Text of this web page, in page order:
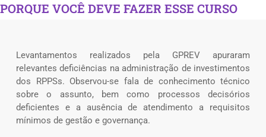
PORQUE VOCÊ DEVE FAZER ESSE CURSO
Levantamentos realizados pela GPREV apuraram
relevantes deficiências na administração de investimentos
dos RPPSs. Observou-se fala de conhecimento técnico
sobre o assunto, bem como processos decisórios
deficientes e a ausência de atendimento a requisitos
mínimos de gestão e governança.